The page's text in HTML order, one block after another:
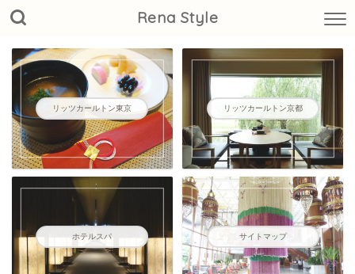
Rena Style
リッツカールトン東京 リッツカールトン京都
ホテルスパ サイトマップ